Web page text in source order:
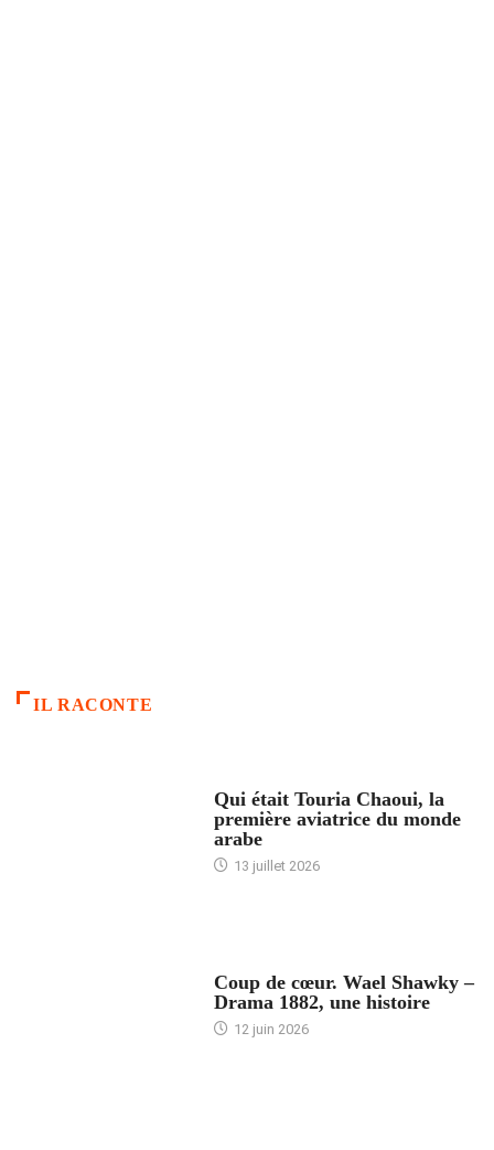
IL RACONTE
Qui était Touria Chaoui, la
première aviatrice du monde
arabe
13 juillet 2026
Coup de cœur. Wael Shawky –
Drama 1882, une histoire
12 juin 2026